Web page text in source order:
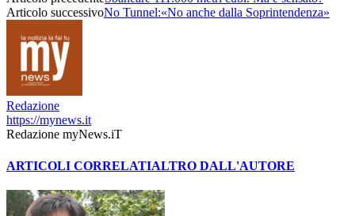
Articolo successivoNo Tunnel:«No anche dalla Soprintendenza»
Redazione
https://mynews.it
Redazione myNews.iT
ARTICOLI CORRELATIALTRO DALL'AUTORE